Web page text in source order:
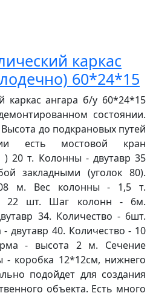
каркас
60*24*15
каркас ангара б/у 60*24*15
состоянии.
до подкрановых путей
есть мостовой кран
) 20 т. Колонны - двутавр 35
закладными (уголок 80).
м. Вес колонны - 1,5 т.
- 22 шт. Шаг колонн - 6м.
34. Количество - 6шт.
двутавр 40. Количество - 10
- высота 2 м. Сечение
- коробка 12*12см, нижнего
подойдет для создания
объекта. Есть много